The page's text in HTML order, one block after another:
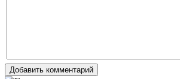
Добавить комментарий